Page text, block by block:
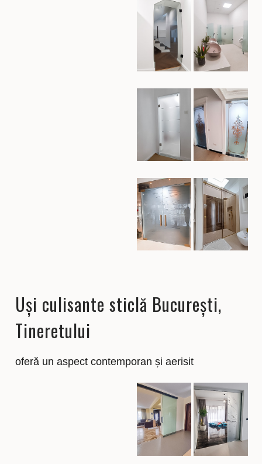
Uși culisante sticlă București,
Tineretului
oferă un aspect contemporan și aerisit